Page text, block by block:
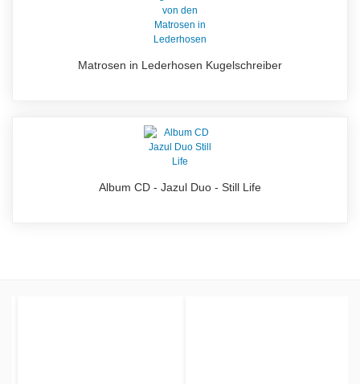
Matrosen in Lederhosen Kugelschreiber
Album CD - Jazul Duo - Still Life